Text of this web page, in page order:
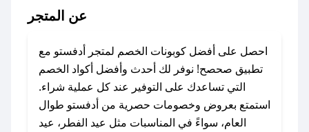
عن المتجر
احصل على أفضل كوبونات الخصم لمتجر أدفستو مع
تطبيق صحصح! نوفر لك أحدث وأفضل أكواد الخصم
التي تساعدك على التوفير عند كل عملية شراء.
استمتع بعروض وخصومات حصرية من أدفستو طوال
العام، سواءً في المناسبات مثل عيد الفطر، عيد